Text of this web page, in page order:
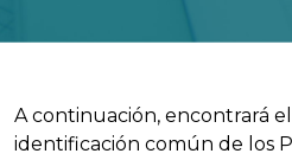
A continuación, encontrará
identificación común de los